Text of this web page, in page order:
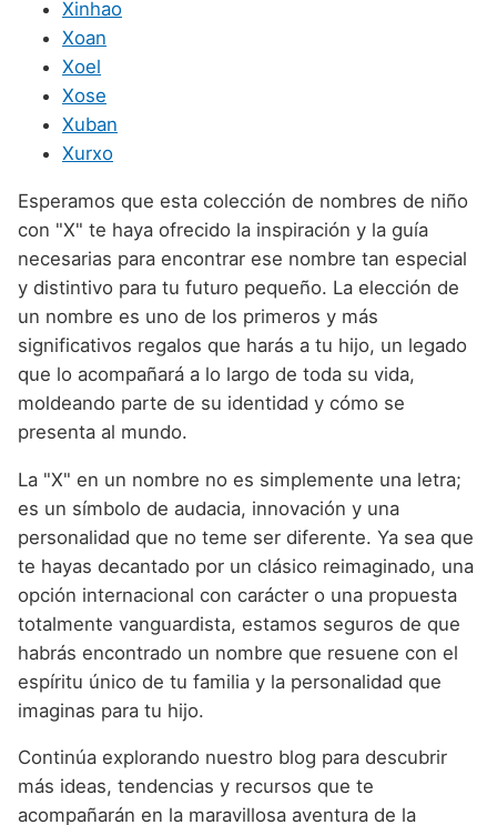
Xinhao
Xoan
Xoel
Xose
Xuban
Xurxo
Esperamos que esta colección de nombres de niño
con "X" te haya ofrecido la inspiración y la guía
necesarias para encontrar ese nombre tan especial
y distintivo para tu futuro pequeño. La elección de
un nombre es uno de los primeros y más
significativos regalos que harás a tu hijo, un legado
que lo acompañará a lo largo de toda su vida,
moldeando parte de su identidad y cómo se
presenta al mundo.
La "X" en un nombre no es simplemente una letra;
es un símbolo de audacia, innovación y una
personalidad que no teme ser diferente. Ya sea que
te hayas decantado por un clásico reimaginado, una
opción internacional con carácter o una propuesta
totalmente vanguardista, estamos seguros de que
habrás encontrado un nombre que resuene con el
espíritu único de tu familia y la personalidad que
imaginas para tu hijo.
Continúa explorando nuestro blog para descubrir
más ideas, tendencias y recursos que te
acompañarán en la maravillosa aventura de la